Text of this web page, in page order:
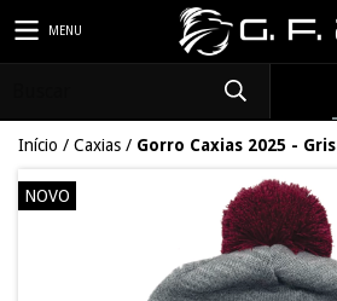
MENU
Início / Caxias / Gorro Caxias 2025 - Gris
NOVO